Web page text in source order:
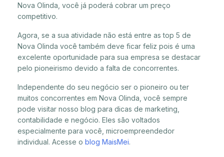
Nova Olinda, você já poderá cobrar um preço
competitivo.
Agora, se a sua atividade não está entre as top 5 de
Nova Olinda você também deve ficar feliz pois é uma
excelente oportunidade para sua empresa se destacar
pelo pioneirismo devido a falta de concorrentes.
Independente do seu negócio ser o pioneiro ou ter
muitos concorrentes em Nova Olinda, você sempre
pode visitar nosso blog para dicas de marketing,
contabilidade e negócio. Eles são voltados
especialmente para você, microempreendedor
individual. Acesse o blog MaisMei.